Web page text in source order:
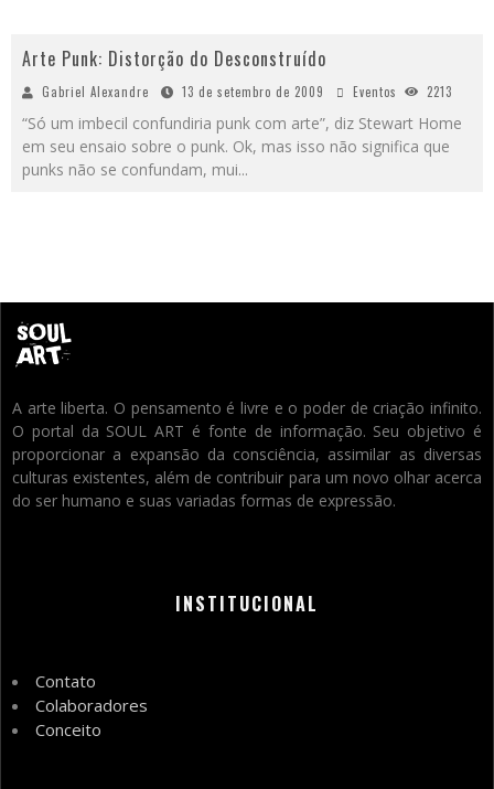
Arte Punk: Distorção do Desconstruído
Gabriel Alexandre 13 de setembro de 2009 Eventos 2213
“Só um imbecil confundiria punk com arte”, diz Stewart Home
em seu ensaio sobre o punk. Ok, mas isso não significa que
punks não se confundam, mui...
A arte liberta. O pensamento é livre e o poder de criação infinito.
O portal da SOUL ART é fonte de informação. Seu objetivo é
proporcionar a expansão da consciência, assimilar as diversas
culturas existentes, além de contribuir para um novo olhar acerca
do ser humano e suas variadas formas de expressão.
INSTITUCIONAL
Contato
Colaboradores
Conceito